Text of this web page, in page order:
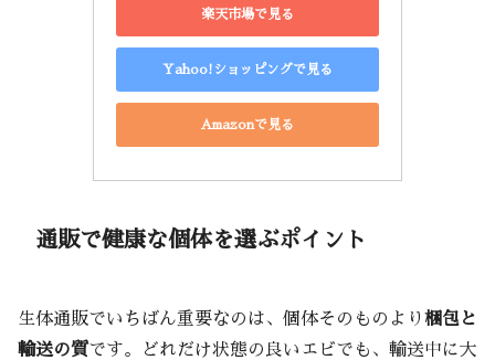
楽天市場で見る
Yahoo!ショッピングで見る
Amazonで見る
通販で健康な個体を選ぶポイント
生体通販でいちばん重要なのは、個体そのものより 梱包と
輸送の質です。どれだけ状態の良いエビでも、輸送中に大